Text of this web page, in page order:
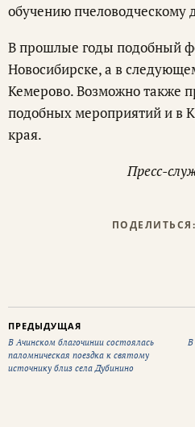
обучению пчеловодческому
В прошлые годы подобный
Новосибирске, а в
Кемерово. Возможно также
подобных мероприятий и в
края.
Пресс-
ПОДЕЛИТЬСЯ:
ПРЕДЫДУЩАЯ
В Ачинском благочинии состоялась
паломническая поездка к святому
источнику близ села Дубинино
В